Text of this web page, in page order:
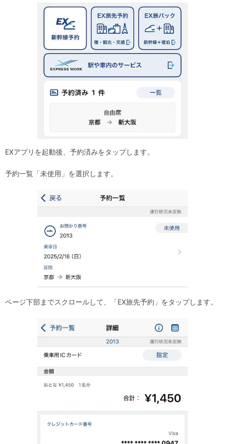
EXアプリを起動後、予約済みをタップします。
予約一覧「未使用」を選択します。
ページ下部までスクロールして、「EX旅先予約」をタップします。